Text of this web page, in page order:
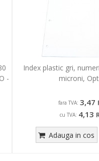
-
Index plastic gri,
microni,
fara TVA: 3,47
cu TVA: 4,13
Adauga in cos